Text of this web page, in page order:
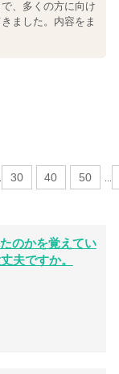
、多くの方に向け
ました。内容をま
のかを覚えてい
夫ですか。